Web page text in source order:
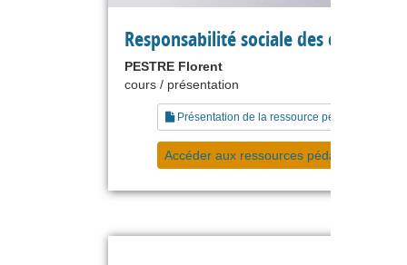
Responsabilité sociale des
PESTRE Florent
cours / présentation
Présentation de la ressource pédagogique
Accéder aux ressources pédagogiques